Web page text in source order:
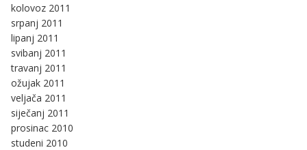
kolovoz 2011
srpanj 2011
lipanj 2011
svibanj 2011
travanj 2011
ožujak 2011
veljača 2011
siječanj 2011
prosinac 2010
studeni 2010